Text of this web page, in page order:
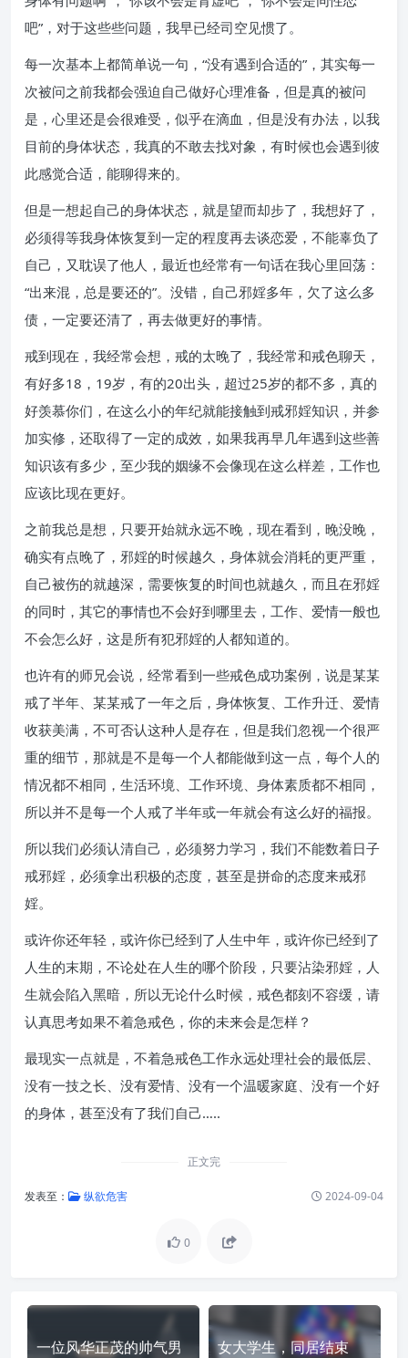
吧”，对于这些些问题，我早已经司空见惯了。
每一次基本上都简单说一句，“没有遇到合适的”，其实每一
次被问之前我都会强迫自己做好心理准备，但是真的被问
是，心里还是会很难受，似乎在滴血，但是没有办法，以我
目前的身体状态，我真的不敢去找对象，有时候也会遇到彼
此感觉合适，能聊得来的。
但是一想起自己的身体状态，就是望而却步了，我想好了，
必须得等我身体恢复到一定的程度再去谈恋爱，不能辜负了
自己，又耽误了他人，最近也经常有一句话在我心里回荡：
“出来混，总是要还的”。没错，自己邪婬多年，欠了这么多
债，一定要还清了，再去做更好的事情。
戒到现在，我经常会想，戒的太晚了，我经常和戒色聊天，
有好多18，19岁，有的20出头，超过25岁的都不多，真的
好羡慕你们，在这么小的年纪就能接触到戒邪婬知识，并参
加实修，还取得了一定的成效，如果我再早几年遇到这些善
知识该有多少，至少我的姻缘不会像现在这么样差，工作也
应该比现在更好。
之前我总是想，只要开始就永远不晚，现在看到，晚没晚，
确实有点晚了，邪婬的时候越久，身体就会消耗的更严重，
自己被伤的就越深，需要恢复的时间也就越久，而且在邪婬
的同时，其它的事情也不会好到哪里去，工作、爱情一般也
不会怎么好，这是所有犯邪婬的人都知道的。
也许有的师兄会说，经常看到一些戒色成功案例，说是某某
戒了半年、某某戒了一年之后，身体恢复、工作升迁、爱情
收获美满，不可否认这种人是存在，但是我们忽视一个很严
重的细节，那就是不是每一个人都能做到这一点，每个人的
情况都不相同，生活环境、工作环境、身体素质都不相同，
所以并不是每一个人戒了半年或一年就会有这么好的福报。
所以我们必须认清自己，必须努力学习，我们不能数着日子
戒邪婬，必须拿出积极的态度，甚至是拼命的态度来戒邪
婬。
或许你还年轻，或许你已经到了人生中年，或许你已经到了
人生的末期，不论处在人生的哪个阶段，只要沾染邪婬，人
生就会陷入黑暗，所以无论什么时候，戒色都刻不容缓，请
认真思考如果不着急戒色，你的未来会是怎样？
最现实一点就是，不着急戒色工作永远处理社会的最低层、
没有一技之长、没有爱情、没有一个温暖家庭、没有一个好
的身体，甚至没有了我们自己…..
正文完
发表至： 纵欲危害 2024-09-04
0
一位风华正茂的帅气男
女大学生，同居结束